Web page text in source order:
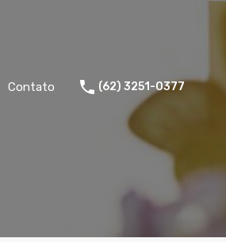
Contato (62) 3251-0377